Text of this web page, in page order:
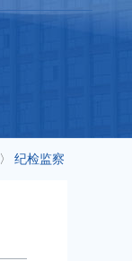
〉 纪检监察